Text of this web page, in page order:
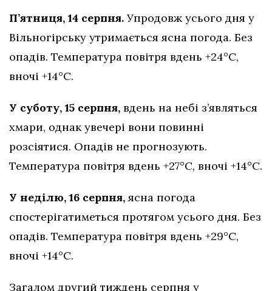
П’ятниця, 14 серпня. Упродовж усього дня у
Вільногірську утримається ясна погода. Без
опадів. Температура повітря вдень +24°C,
вночі +14°C.
У суботу, 15 серпня, вдень на небі з’являться
хмари, однак увечері вони повинні
розсіятися. Опадів не прогнозують.
Температура повітря вдень +27°C, вночі +14°C.
У неділю, 16 серпня,ясна погода
спостерігатиметься протягом усього дня. Без
опадів. Температура повітря вдень +29°C,
вночі +14°C.
Загалом другий тиждень серпня у